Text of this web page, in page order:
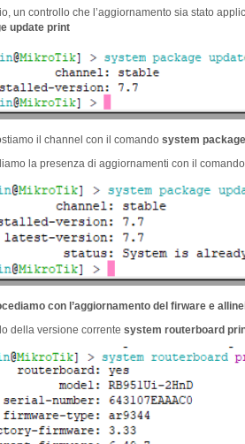
un controllo che l’aggiornamento sia stato
update print
il channel con il comando system
la presenza di aggiornamenti con il comando
con l’aggiornamento del firware e
della versione corrente system routerboard